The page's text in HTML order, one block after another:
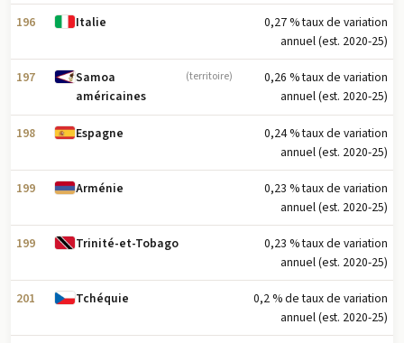
196 Italie
0,27 % taux de variation
annuel (est. 2020-25)
197
Samoa
américaines
(territoire)
0,26 % taux de variation
annuel (est. 2020-25)
198 Espagne
0,24 % taux de variation
annuel (est. 2020-25)
199 Arménie
0,23 % taux de variation
annuel (est. 2020-25)
199 Trinité-et-Tobago
0,23 % taux de variation
annuel (est. 2020-25)
201 Tchéquie
0,2 % de taux de variation
annuel (est. 2020-25)